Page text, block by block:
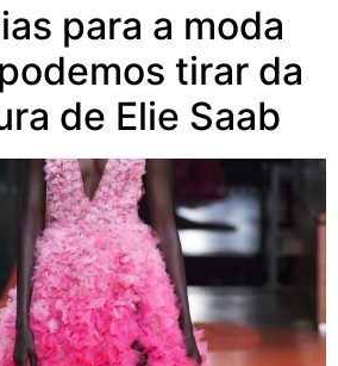
para a moda
tirar da
de Elie Saab